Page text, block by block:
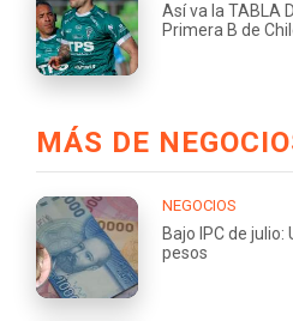
Así va la TABLA
Primera B de
MÁS DE
NEGOCIOS
Bajo IPC de
pesos